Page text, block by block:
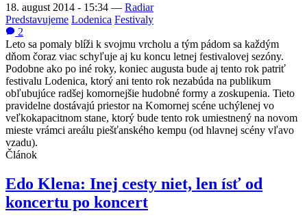
18. august 2014 - 15:34 — Radiar
Predstavujeme Lodenica Festivaly
2
Leto sa pomaly blíži k svojmu vrcholu a tým pádom sa každým
dňom čoraz viac schyľuje aj ku koncu letnej festivalovej sezóny.
Podobne ako po iné roky, koniec augusta bude aj tento rok patriť
festivalu Lodenica, ktorý ani tento rok nezabúda na publikum
obľubujúce radšej komornejšie hudobné formy a zoskupenia. Tieto
pravidelne dostávajú priestor na Komornej scéne uchýlenej vo
veľkokapacitnom stane, ktorý bude tento rok umiestnený na novom
mieste vrámci areálu piešťanského kempu (od hlavnej scény vľavo
vzadu).
Článok
Edo Klena: Inej cesty niet, len ísť od
koncertu po koncert